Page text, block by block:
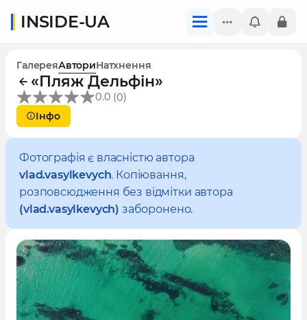
INSIDE-UA
ГалереяАвториНатхнення
«Пляж Дельфін»
0.0 (0)
Інфо
Фотографія є власністю автора
vlad.vasylkevych. Копіювання,
розповсюдження без відмітки автора
(vlad.vasylkevych) заборонено.